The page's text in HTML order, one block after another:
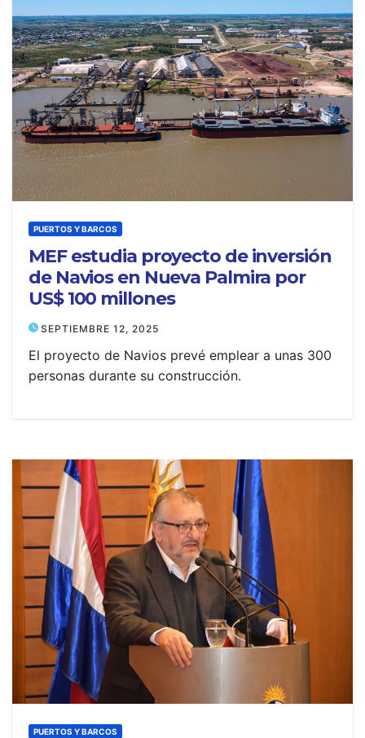
PUERTOS Y BARCOS
MEF estudia proyecto de inversión
de Navios en Nueva Palmira por
US$ 100 millones
SEPTIEMBRE 12, 2025
El proyecto de Navios prevé emplear a unas 300
personas durante su construcción.
PUERTOS Y BARCOS